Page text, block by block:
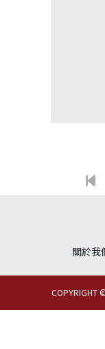
關於我
COPYRIGHT